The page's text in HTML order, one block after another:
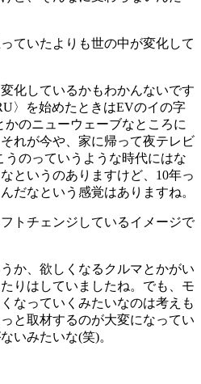
ていたよりも世の中が変化して
化しているかもわかんないです
〉を始めたときはEVのイの字
かのニューウェーブなところに
れが今や、家に帰って夜テレビ
のっていうような時代にはな
というのありますけど、10年っ
だなという感覚はありますね。
トチェンジしているイメージで
か、欲しくなるクルマとかがい
りはしていましたね。でも、モ
なっていくみたいなのは考えも
と取材するのが大変になってい
いみたいな(笑)。